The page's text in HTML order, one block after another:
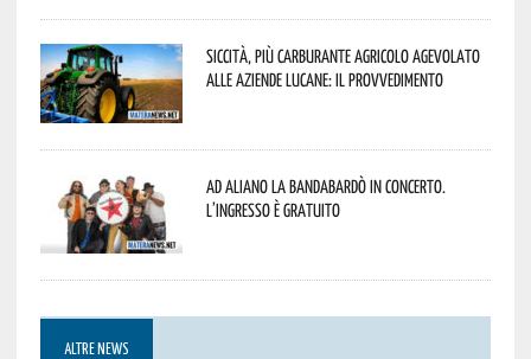
Siccità, più carburante agricolo agevolato
alle aziende lucane: il provvedimento
Ad Aliano la Bandabardò in concerto.
L’ingresso è gratuito
ALTRE NEWS